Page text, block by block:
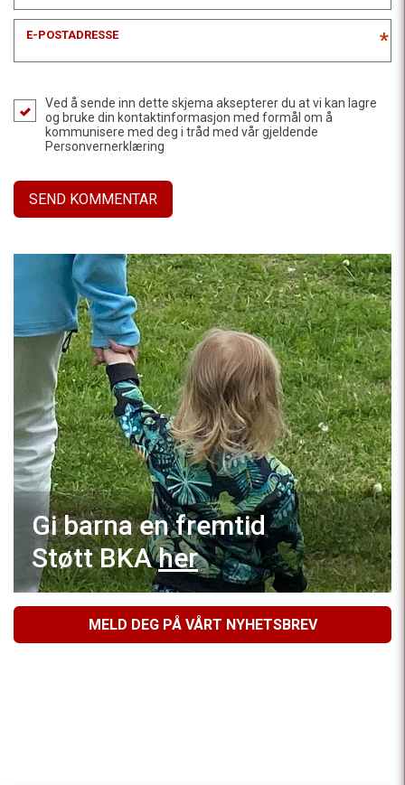
E-POSTADRESSE *
Ved å sende inn dette skjema aksepterer du at vi kan lagre
og bruke din kontaktinformasjon med formål om å
kommunisere med deg i tråd med vår gjeldende
Personvernerklæring
Gi barna en fremtid
Støtt BKAher
MELD DEG PÅ VÅRT NYHETSBREV